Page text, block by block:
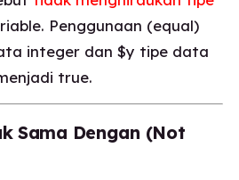
Penggunaan (equal)
integer dan $y tipe data
true.
Sama Dengan (Not